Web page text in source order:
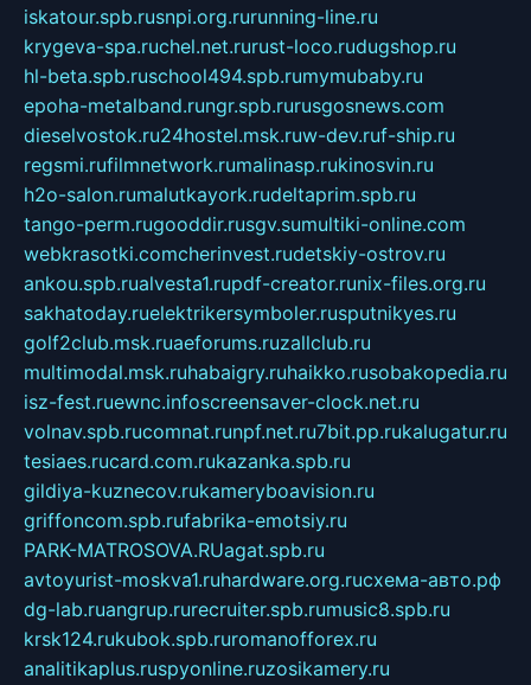
iskatour.spb.rusnpi.org.rurunning-line.ru
krygeva-spa.ruchel.net.rurust-loco.rudugshop.ru
hl-beta.spb.ruschool494.spb.rumymubaby.ru
epoha-metalband.rungr.spb.rurusgosnews.com
dieselvostok.ru24hostel.msk.ruw-dev.ruf-ship.ru
regsmi.rufilmnetwork.rumalinasp.rukinosvin.ru
h2o-salon.rumalutkayork.rudeltaprim.spb.ru
tango-perm.rugooddir.rusgv.sumultiki-online.com
webkrasotki.comcherinvest.rudetskiy-ostrov.ru
ankou.spb.rualvesta1.rupdf-creator.runix-files.org.ru
sakhatoday.ruelektrikersymboler.rusputnikyes.ru
golf2club.msk.ruaeforums.ruzallclub.ru
multimodal.msk.ruhabaigry.ruhaikko.rusobakopedia.ru
isz-fest.ruewnc.infoscreensaver-clock.net.ru
volnav.spb.rucomnat.runpf.net.ru7bit.pp.rukalugatur.ru
tesiaes.rucard.com.rukazanka.spb.ru
gildiya-kuznecov.rukameryboavision.ru
griffoncom.spb.rufabrika-emotsiy.ru
PARK-MATROSOVA.RUagat.spb.ru
avtoyurist-moskva1.ruhardware.org.ruсхема-авто.рф
dg-lab.ruangrup.rurecruiter.spb.rumusic8.spb.ru
krsk124.rukubok.spb.ruromanofforex.ru
analitikaplus.ruspyonline.ruzosikamery.ru